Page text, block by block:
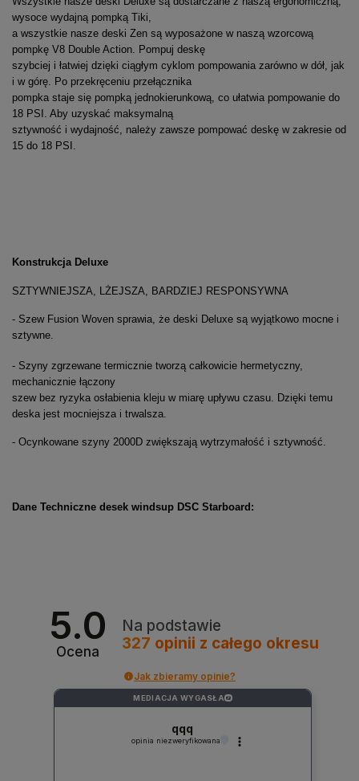
wysoce wydajną pompką Tiki,
a wszystkie nasze deski Zen są wyposażone w naszą wzorcową
pompkę V8 Double Action. Pompuj deskę
szybciej i łatwiej dzięki ciągłym cyklom pompowania zarówno w dół, jak
i w górę. Po przekręceniu przełącznika
pompka staje się pompką jednokierunkową, co ułatwia pompowanie do
18 PSI. Aby uzyskać maksymalną
sztywność i wydajność, należy zawsze pompować deskę w zakresie od
15 do 18 PSI.
Konstrukcja Deluxe
SZTYWNIEJSZA, LŻEJSZA, BARDZIEJ RESPONSYWNA
- Szew Fusion Woven sprawia, że deski Deluxe są wyjątkowo mocne i
sztywne.
- Szyny zgrzewane termicznie tworzą całkowicie hermetyczny,
mechanicznie łączony
szew bez ryzyka osłabienia kleju w miarę upływu czasu. Dzięki temu
deska jest mocniejsza i trwalsza.
- Ocynkowane szyny 2000D zwiększają wytrzymałość i sztywność.
Dane Techniczne desek windsup DSC Starboard:
5.0
Ocena
Na podstawie
327 opinii z całego okresu
Jak zbieramy opinie?
MEDIACJA WYGASŁA ?
qqq
opinia niezweryfikowana